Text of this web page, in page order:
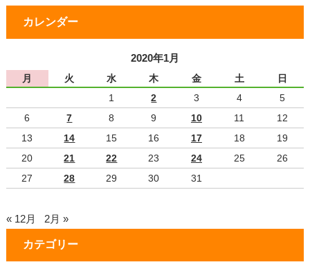
カレンダー
2020年1月
月 火 水 木 金 土
日
1
2 3 4
5
6
7 8 9 10 11
12
13
14 15 16 17 18
19
20
21 22 23 24 25
26
27
28 29 30 31
« 12月 2月 »
カテゴリー